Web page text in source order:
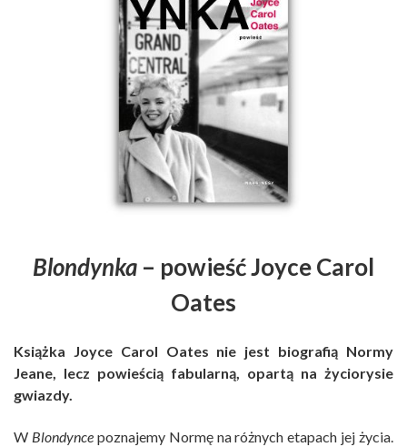
Blondynka – powieść Joyce Carol
Oates
Książka Joyce Carol Oates nie jest biografią Normy
Jeane, lecz powieścią fabularną, opartą na życiorysie
gwiazdy.
W Blondynce poznajemy Normę na różnych etapach jej życia.